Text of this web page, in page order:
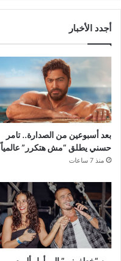
أجدد الأخبار
بعد أسبوعين من الصدارة.. تامر
حسني يطلق “مش هتكرر” عالمياً
منذ 7 ساعات